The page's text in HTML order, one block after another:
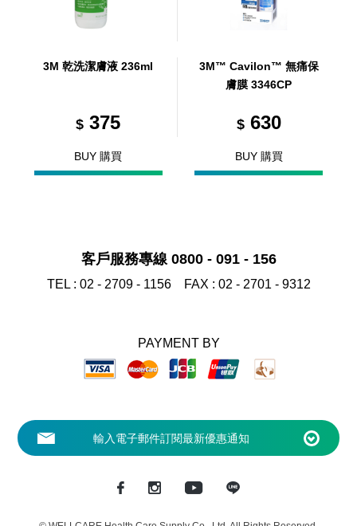
3M 乾洗潔膚液 236ml
$375
BUY 購買
3M™ Cavilon™ 無痛保
膚膜 3346CP
$630
BUY 購買
TEL : 02 - 2709 - 1156 FAX : 02 - 2701 - 9312
PAYMENT BY